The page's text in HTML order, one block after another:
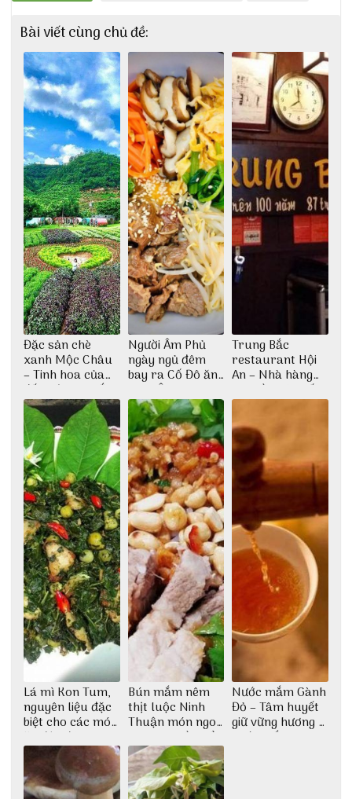
Bài viết cùng chủ đề:
Đặc sản chè
xanh Mộc Châu
– Tinh hoa của
đất trời Tây Bắc
Người Âm Phủ
ngày ngủ đêm
bay ra Cố Đô ăn
Cơm Âm Phủ
Huế
Trung Bắc
restaurant Hội
An – Nhà hàng
cao lầu có thiết
kế vô cùng ấn
tượng giữa lòng
phố Hội
Lá mì Kon Tum,
nguyên liệu đặc
biệt cho các món
ăn độc đáo
Bún mắm nêm
thịt luộc Ninh
Thuận món ngon
dân dã miền biển
Nước mắm Gành
Đỏ – Tâm huyết
giữ vững hương vị
nước mắm sau